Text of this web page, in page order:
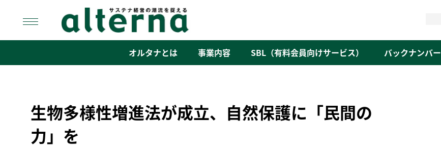
content
オルタナとは 事業内容 SBL（有料会員向けサービス） バックナンバー
生物多様性増進法が成立、自然保護に「民間の
力」を